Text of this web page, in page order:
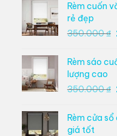
Rèm cuốn
rẻ đẹp
350.000₫
Rèm sáo
lượng cao
350.000₫
Rèm cửa
giá tốt